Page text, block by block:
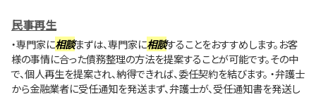
民事再生
・専門家に相談まずは、専門家に相談することをおすすめします。お客
様の事情に合った債務整理の方法を提案することが可能です。その中
で、個人再生を提案され、納得できれば、委任契約を結びます。 ・弁護士
から金融業者に受任通知を発送まず、弁護士が、受任通知書を発送し